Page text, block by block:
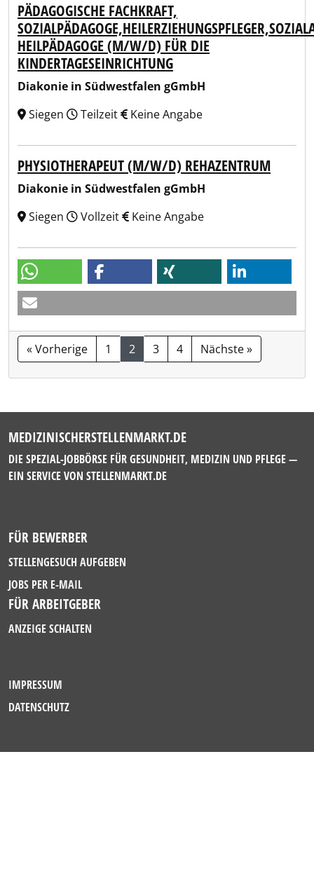
PÄDAGOGISCHE FACHKRAFT,
HEILPÄDAGOGE (M/W/D) FÜR DIE
KINDERTAGESEINRICHTUNG
Diakonie in Südwestfalen gGmbH
Siegen
Teilzeit Keine Angabe
PHYSIOTHERAPEUT (M/W/D) REHAZENTRUM
Diakonie in Südwestfalen gGmbH
Siegen
Vollzeit Keine Angabe
« Vorherige 1 2 3 4 Nächste »
MEDIZINISCHERSTELLENMARKT.DE
DIE SPEZIAL-JOBBÖRSE FÜR GESUNDHEIT, MEDIZIN UND PFLEGE —
EIN SERVICE VON STELLENMARKT.DE
FÜR BEWERBER
STELLENGESUCH AUFGEBEN
JOBS PER E-MAIL
FÜR ARBEITGEBER
ANZEIGE SCHALTEN
IMPRESSUM
DATENSCHUTZ